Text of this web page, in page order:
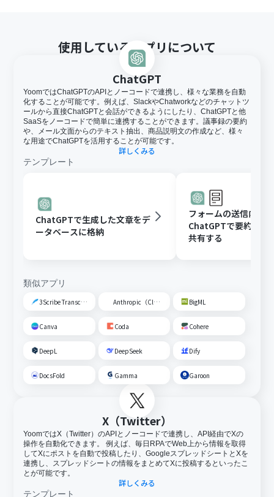
使用しているアプリについて
ChatGPT
YoomではChatGPTのAPIとノーコードで連携し、様々な業務を自動
化することが可能です。例えば、SlackやChatworkなどのチャットツ
ールから直接ChatGPTと会話ができるようにしたり、ChatGPTと他
SaaSをノーコードで簡単に連携することができます。議事録の要約
や、メール文面からのテキスト抽出、商品説明文の作成など、様々
な用途でChatGPTを活用することが可能です。
詳しくみる
テンプレート
ChatGPTで生成した文章をデ
ータベースに格納
フォームの送信内容を
ChatGPTで要約し、
共有する
類似アプリ
3Scribe Transcription Anthropic（Claude） BigML
Canva Coda Cohere
DeepL DeepSeek Dify
DocsFold Gamma Garoon
X（Twitter）
YoomではX（Twitter）のAPIとノーコードで連携し、API経由でXの
操作を自動化できます。 例えば、毎日RPAでWeb上から情報を取得
してXにポストを自動で投稿したり、GoogleスプレッドシートとXを
連携し、スプレッドシートの情報をまとめてXに投稿するといったこ
とが可能です。
詳しくみる
テンプレート